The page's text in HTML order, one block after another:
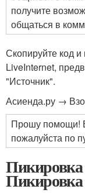
получите
общаться в
Скопируйте код и
LiveInternet,
"Источник".
Асиенда.ру →
Прошу помощи!
пожалуйста по
Пикировка
Пикировка